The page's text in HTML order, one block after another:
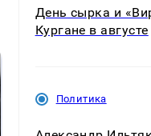
День сырка и
Кургане в августе
Политика